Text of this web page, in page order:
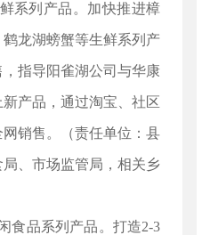
系列产品。加快推进樟
龙湖螃蟹等生鲜系列产
指导阳雀湖公司与华康
产品，通过淘宝、社区
销售。（责任单位：县
、市场监管局，相关乡
食品系列产品。打造2-3